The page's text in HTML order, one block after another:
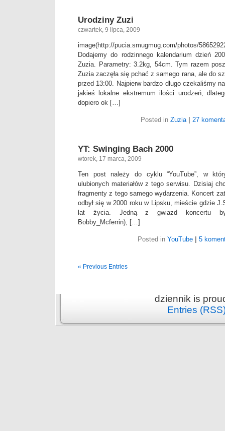
Urodziny Zuzi
czwartek, 9 lipca, 2009
image(http://pucia.smugmug.com/photos/
Dodajemy do rodzinnego kalendarium dzień
Zuzia. Parametry: 3.2kg, 54cm. Tym razem
Zuzia zaczęła się pchać z samego rana, ale do
przed 13:00. Najpierw bardzo długo czekaliśmy
jakieś lokalne ekstremum ilości urodzeń,
dopiero ok […]
Posted in Zuzia 27
YT: Swinging Bach 2000
wtorek, 17 marca, 2009
Ten post należy do cyklu “YouTube”, w
ulubionych materiałów z tego serwisu. Dzisiaj
fragmenty z tego samego wydarzenia. Koncert
odbył się w 2000 roku w Lipsku, mieście gdzie
lat życia. Jedną z gwiazd koncertu
Bobby_Mcferrin), […]
Posted in YouTube 5
« Previous Entries
dziennik is
Entries